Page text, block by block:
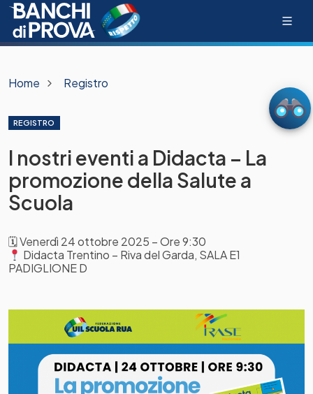
Home Registro
REGISTRO
I nostri eventi a Didacta – La
promozione della Salute a
Scuola
🗓Venerdì 24 ottobre 2025 – Ore 9:30
Didacta Trentino – Riva del Garda, SALA E1
PADIGLIONE D